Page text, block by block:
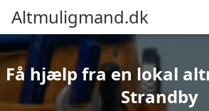
Altmuligmand.dk
Få hjælp fra en lokal
Strandby